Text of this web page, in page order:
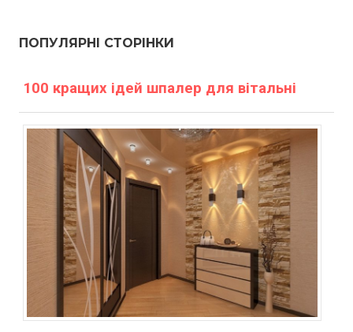
ПОПУЛЯРНІ СТОРІНКИ
100 кращих ідей шпалер для вітальні